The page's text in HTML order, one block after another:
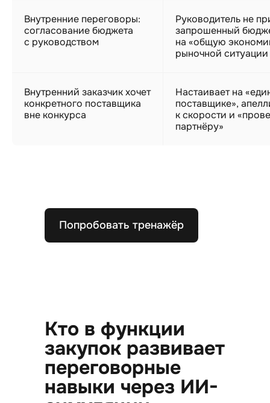
Внутренние переговоры:
согласование бюджета
с руководством
Руководитель не
запрошенный
на «общую
рыночной ситуации
Внутренний заказчик хочет
конкретного поставщика
вне конкурса
Настаивает на
поставщике»,
к скорости и
партнёру»
Попробовать тренажёр
Кто в функции
закупок развивает
переговорные
навыки через ИИ-